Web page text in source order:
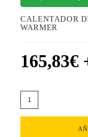
CALENTADOR
WARMER
165,83€